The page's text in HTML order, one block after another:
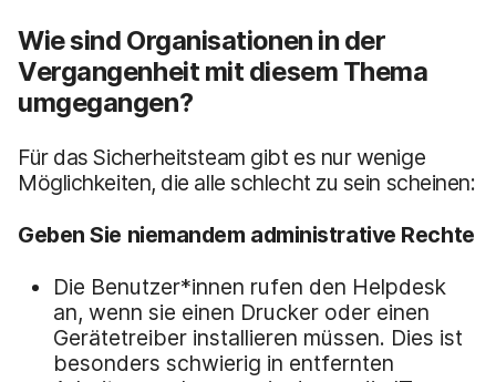
Wie sind Organisationen in der
Vergangenheit mit diesem Thema
umgegangen?
Für das Sicherheitsteam gibt es nur wenige
Möglichkeiten, die alle schlecht zu sein scheinen:
Geben Sie niemandem administrative Rechte
Die Benutzer*innen rufen den Helpdesk
an, wenn sie einen Drucker oder einen
Gerätetreiber installieren müssen. Dies ist
besonders schwierig in entfernten